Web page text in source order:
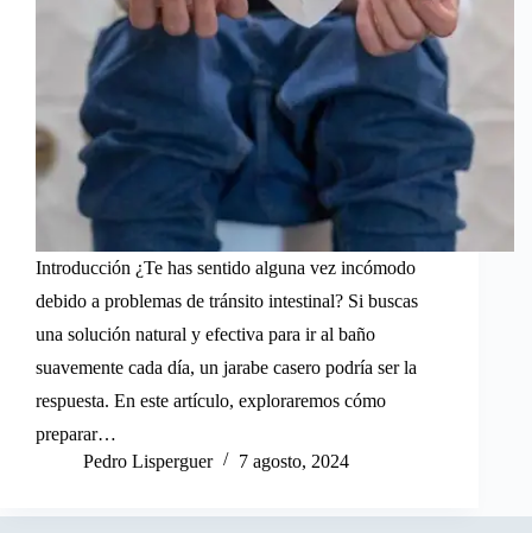
Introducción ¿Te has sentido alguna vez incómodo
debido a problemas de tránsito intestinal? Si buscas
una solución natural y efectiva para ir al baño
suavemente cada día, un jarabe casero podría ser la
respuesta. En este artículo, exploraremos cómo
preparar…
Pedro Lisperguer
7 agosto, 2024